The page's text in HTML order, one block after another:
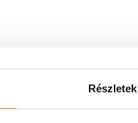
Részletek